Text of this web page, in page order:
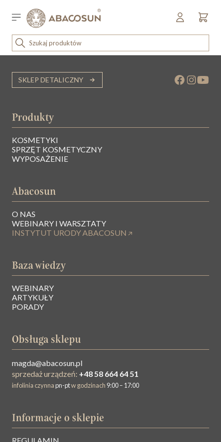
Sklep detaliczny
OUTLET
SPRZĘT I WYPOSAŻENIE
SKLEP DETALICZNY
Produkty
KOSMETYKI
SPRZĘT KOSMETYCZNY
WYPOSAŻENIE
Baza wiedzy
WEBINARY
ARTYKUŁY
PORADY
Obsługa sklepu
magda@abacosun.pl
sprzedaż urządzeń: +48 58 664 64 51
infolinia czynnapn-ptw godzinach 9:00 – 17:00
Abacosun
O NAS
WEBINARY I WARSZTATY
INSTYTUT URODY ABACOSUN
Informacje o sklepie